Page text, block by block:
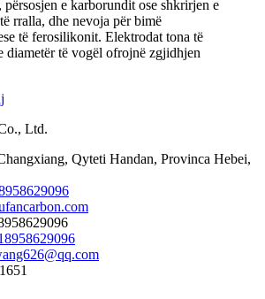
e karborundit ose shkrirjen e
rralla, dhe nevoja për bimë
të ferosilikonit. Elektrodat tona të
diametër të vogël ofrojnë zgjidhjen
Ltd.
Qyteti Handan, Provinca Hebei,